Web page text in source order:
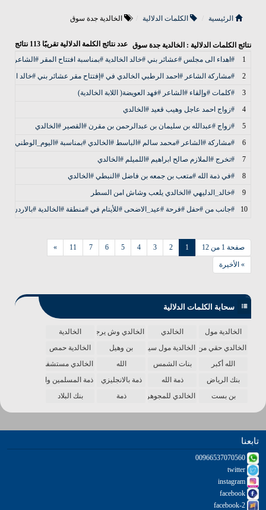
الرئيسية الكلمات الدلالية الخالدية جدة سوق
نتائج الكلمات الدلالية : الخالدية جدة سوق عدد نتائج الكلمة الدلالية تقريبًا 113 نتائج
1
#اهداء الى مجلس #عشائر بني #خالد الخالدية #بمناسبة افتتاح المقر #الشاعر
2
#مشاركة الشاعر #احمد الرطبي الخالدي في #إفتتاح مقر عشائر بني #خالد
3
#كلمات #وإلقاء #الشاعر #فهد العويضة( اللابة الخالدية)
4
#زواج احمد عاجل وهيب قعيد #الخالدي
5
#زواج #عبدالله بن سليمان بن عبدالرحمن بن مقرن #القصير #الخالدي
6
#مشاركة #الشاعر #محمد سالم #الباسط #الخالدي #بمناسبة #اليوم_الوطني
7
#تخرج #الملازم صالح ابراهيم #اللميلم #الخالدي
8
#في ذمة الله #متعب بن جمعه بن فاضل #النبطي #الخالدي
9
#خالد_الدليهي #الخالدي يلعب وشاش امن السطر
10
#جانب من #حفل #فرحة #عيد_الاضحى #للأيتام في #منطقة #الخالدية #بالاردن
صفحة 1 من 12 1
2
3
4
5
6
7
11
»
» الأخيرة
سحابة الكلمات الدلالية
الخالدية مول الخالدي الخالدي وش يرجع
الخالدية
الخالدي حقي من الدنياالخالدية مول سينما بن وهيل
الخالدية حمص
الله أكبر
بنات الشمس الله
الخالدي مستشفى
بنك الرياض
ذمة الله ذمة بالانجليزي
ذمة المسلمين واحدة
بن بست
الخالدي للمجوهرات ذمة بنك البلاد
تابعنا